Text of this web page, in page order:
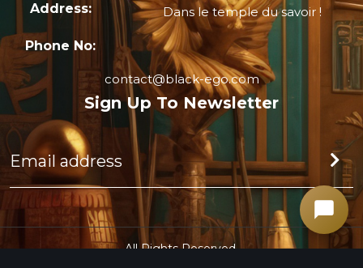
Address: Dans le temple du savoir !
Phone No:
contact@black-ego.com
Sign Up To Newsletter
All Rights Reserved.